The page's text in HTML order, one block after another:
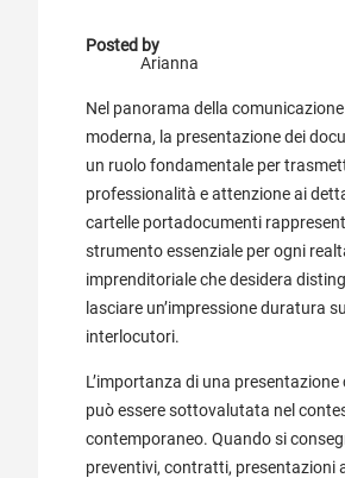
Posted by
Arianna
Nel panorama della
moderna, la presentazione dei
un ruolo fondamentale per
professionalità e attenzione ai
cartelle portadocumenti
strumento essenziale per ogni
imprenditoriale che desidera
lasciare un’impressione duratura
interlocutori.
L’importanza di una
può essere sottovalutata nel
contemporaneo. Quando si
preventivi, contratti, presentazioni